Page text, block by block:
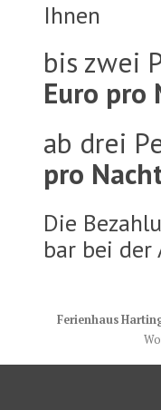
Ihnen
bis zwei
Euro pro
ab drei
pro
Die
bar bei der
Ferienhaus